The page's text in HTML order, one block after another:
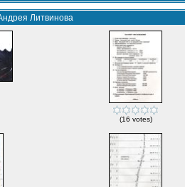
Литвинова
(16 votes)